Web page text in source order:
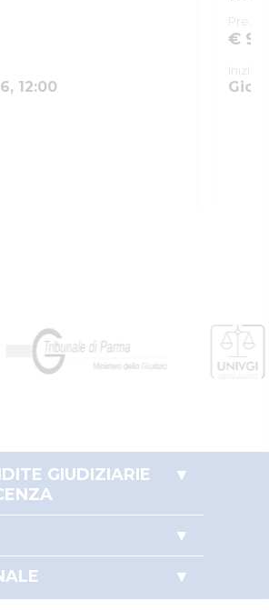
12:00
€
Inizio
Gio
GIUDIZIARIE
all'asta